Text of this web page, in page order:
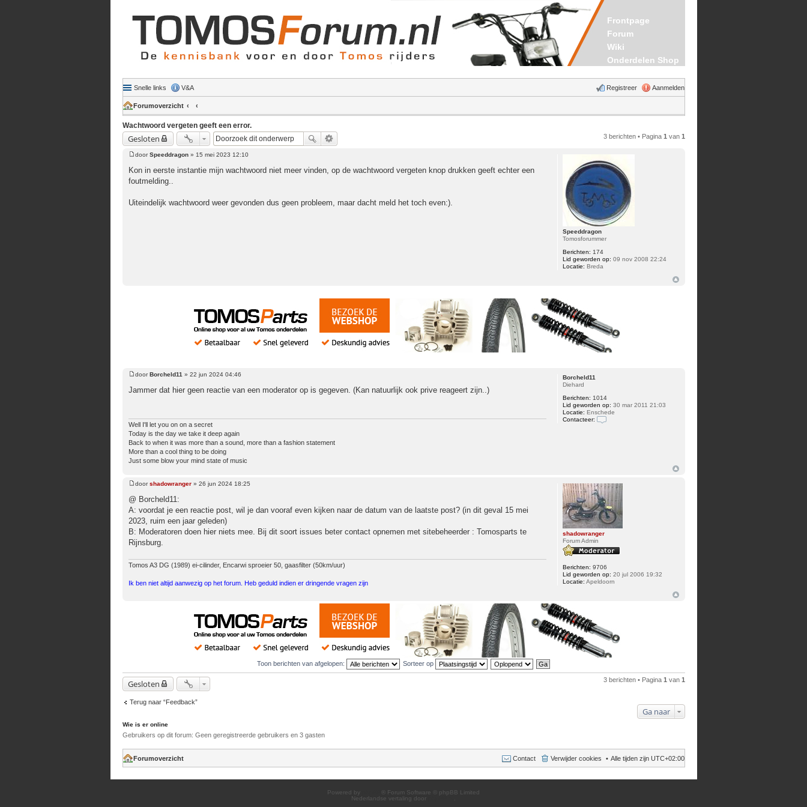
Frontpage
Forum
Wiki
Onderdelen Shop
Snelle links V&A Aanmelden
Registreer
Forumoverzicht
Wachtwoord vergeten geeft een error.
Gesloten 3 berichten • Pagina 1 van 1
Speeddragon
Tomosforummer
Berichten: 174
Lid geworden op: 09 nov 2008 22:24
Locatie: Breda
Bericht
doorSpeeddragon» 15 mei 2023 12:10
Kon in eerste instantie mijn wachtwoord niet meer vinden, op de wachtwoord vergeten knop drukken geeft echter een
foutmelding..
Uiteindelijk wachtwoord weer gevonden dus geen probleem, maar dacht meld het toch even:).
Borcheld11
Diehard
Berichten: 1014
Lid geworden op: 30 mar 2011 21:03
Locatie: Enschede
Contacteer:
doorBorcheld11 » 22 jun 2024 04:46
Jammer dat hier geen reactie van een moderator op is gegeven. (Kan natuurlijk ook prive reageert zijn..)
Well I'll let you on on a secret
Today is the day we take it deep again
Back to when it was more than a sound, more than a fashion statement
More than a cool thing to be doing
Just some blow your mind state of music
shadowranger
Forum Admin
Berichten: 9706
Lid geworden op: 20 jul 2006 19:32
Locatie: Apeldoorn
doorshadowranger» 26 jun 2024 18:25
@ Borcheld11:
A: voordat je een reactie post, wil je dan vooraf even kijken naar de datum van de laatste post? (in dit geval 15 mei
2023, ruim een jaar geleden)
B: Moderatoren doen hier niets mee. Bij dit soort issues beter contact opnemen met sitebeheerder : Tomosparts te
Rijnsburg.
Tomos A3 DG (1989) ei-cilinder, Encarwi sproeier 50, gaasfilter (50km/uur)
Ik ben niet altijd aanwezig op het forum. Heb geduld indien er dringende vragen zijn
Toon berichten van afgelopen: Sorteer op
Gesloten 3 berichten • Pagina 1 van 1
Terug naar “Feedback”
Ga naar
Wie is er online
Gebruikers op dit forum: Geen geregistreerde gebruikers en 3 gasten
Forumoverzicht Alle tijden zijn UTC+02:00
Verwijder cookies
Contact
Powered by
® Forum Software © phpBB Limited
Nederlandse vertaling door
.